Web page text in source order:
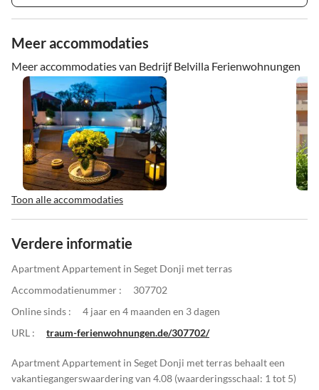
Meer accommodaties
Meer accommodaties van Bedrijf Belvilla Ferienwohnungen
Toon alle accommodaties
Verdere informatie
Apartment Appartement in Seget Donji met terras
Accommodatienummer :
307702
Online sinds :
4 jaar en 4 maanden en 3 dagen
URL :
traum-ferienwohnungen.de/307702/
Apartment Appartement in Seget Donji met terras behaalt een
vakantiegangerswaardering van 4.08 (waarderingsschaal: 1 tot 5)